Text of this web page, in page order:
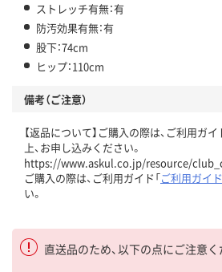
ストレッチ有無：有
防汚効果有無：有
股下：74cm
ヒップ：110cm
備考（ご注意）
【返品について】ご購入の際は、ご利用ガ
上、お申し込みください。
https://www.askul.co.jp/resource/
ご購入の際は、ご利用ガイド「ご利用ガイド
い。
直送品のため、以下の点にご注意く